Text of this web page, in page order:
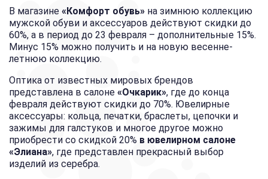
В магазине «Комфорт обувь» на зимнюю коллекцию
мужской обуви и аксессуаров действуют скидки до
60%, а в период до 23 февраля – дополнительные 15%.
Минус 15% можно получить и на новую весенне-
летнюю коллекцию.
Оптика от известных мировых брендов
представлена в салоне «Очкарик», где до конца
февраля действуют скидки до 70%. Ювелирные
аксессуары: кольца, печатки, браслеты, цепочки и
зажимы для галстуков и многое другое можно
приобрести со скидкой 20% в ювелирном салоне
«Элиана», где представлен прекрасный выбор
изделий из серебра.